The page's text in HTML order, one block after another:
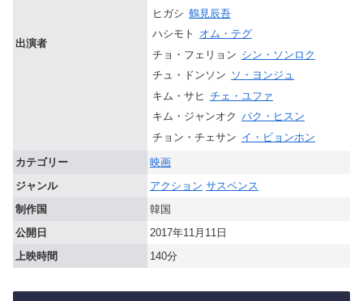
出演者
ヒガシ 鶴見辰吾
ハシモト
オム・テグ
チョ・フェリョン シン・ソンロク
チュ・ドンソン ソ・ヨンジュ
キム・サヒ チェ・ユファ
キム・ジャンオク パク・ヒスン
チョン・チェサン イ・ビョンホン
カテゴリー
映画
ジャンル
アクション サスペンス
制作国
韓国
公開日
2017年11月11日
上映時間
140分